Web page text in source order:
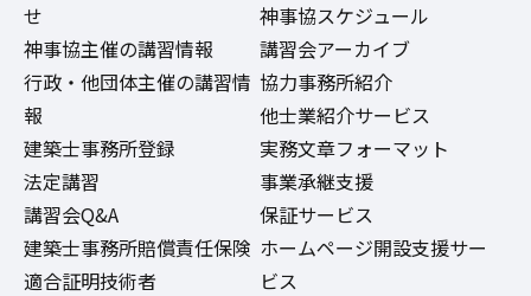
せ
神事協主催の講習情報
行政・他団体主催の講習情
報
建築士事務所登録
法定講習
講習会Q&A
建築士事務所賠償責任保険
適合証明技術者
神事協スケジュール
講習会アーカイブ
協力事務所紹介
他士業紹介サービス
実務文章フォーマット
事業承継支援
保証サービス
ホームページ開設支援サー
ビス